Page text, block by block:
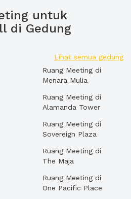
untuk
di Gedung
Lihat semua gedung
Ruang Meeting di
Menara Mulia
Ruang Meeting di
Alamanda Tower
Ruang Meeting di
Sovereign Plaza
Ruang Meeting di
The Maja
Ruang Meeting di
One Pacific Place